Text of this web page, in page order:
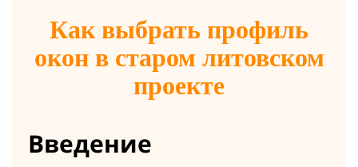
Как выбрать профиль
окон в старом литовском
проекте
Введение